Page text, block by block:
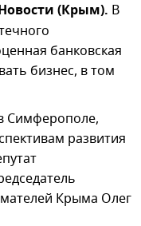
(Крым). В
банковская
бизнес, в том
Симферополе,
развития
Крыма Олег